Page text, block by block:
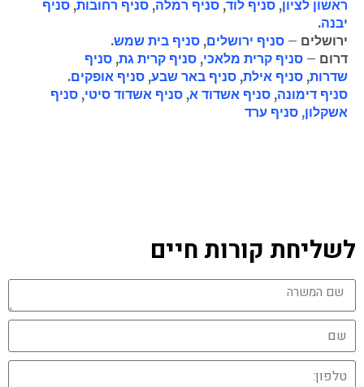
ראשון לציון, סניף לוד, סניף רמלה, סניף רחובות, סניף
יבנה.
ירושלים – סניף ירושלים, סניף בית שמש.
דרום – סניף קרית מלאכי, סניף קרית גת, סניף
שדרות, סניף אילת, סניף באר שבע, סניף אופקים.
סניף דימונה, סניף אשדוד א, סניף אשדוד סיטי, סניף
אשקלון, סניף ערד
לשליחת קורות חיים